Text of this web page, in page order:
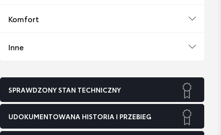
Komfort
Inne
SPRAWDZONY STAN TECHNICZNY
UDOKUMENTOWANA HISTORIA I PRZEBIEG